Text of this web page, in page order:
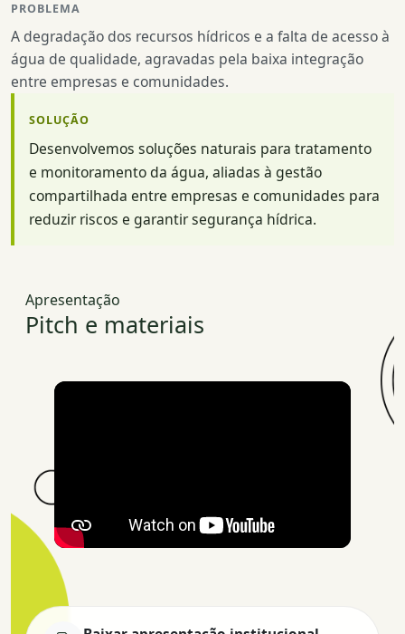
PROBLEMA
A degradação dos recursos hídricos e a falta de acesso à
água de qualidade, agravadas pela baixa integração
entre empresas e comunidades.
SOLUÇÃO
Desenvolvemos soluções naturais para tratamento
e monitoramento da água, aliadas à gestão
compartilhada entre empresas e comunidades para
reduzir riscos e garantir segurança hídrica.
Apresentação
Pitch e materiais